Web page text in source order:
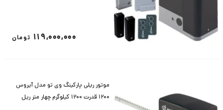
119,000,000 تومان
موتور ریلی پارکینگ وی تو مدل آیروس
1200 قدرت 1200 کیلوگرم چهار متر ریل